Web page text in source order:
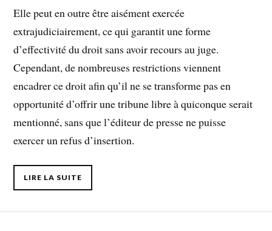
Elle peut en outre être aisément exercée
extrajudiciairement, ce qui garantit une forme
d’effectivité du droit sans avoir recours au juge.
Cependant, de nombreuses restrictions viennent
encadrer ce droit afin qu’il ne se transforme pas en
opportunité d’offrir une tribune libre à quiconque serait
mentionné, sans que l’éditeur de presse ne puisse
exercer un refus d’insertion.
LIRE LA SUITE